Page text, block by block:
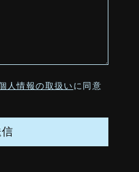
人情報の取扱いに同意